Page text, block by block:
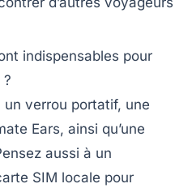
indispensables pour
un verrou portatif, une
Ears, ainsi qu’une
aussi à un
SIM locale pour